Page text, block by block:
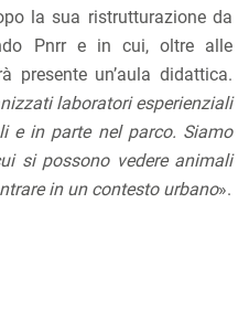
la sua ristrutturazione da
Pnrr e in cui, oltre alle
presente un’aula didattica.
laboratori esperienziali
e in parte nel parco. Siamo
si possono vedere animali
in un contesto urbano».